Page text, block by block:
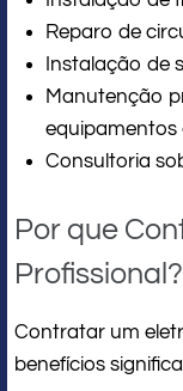
Reparo de
Instalação de
Manutenção
equipamentos
Consultoria
Por que
Profissional?
Contratar um
benefícios